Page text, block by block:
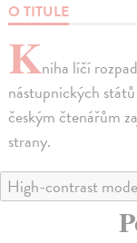
O TITULE
Kniha líčí
nástupnických
českým čtenářům
strany.
High-contrast mode